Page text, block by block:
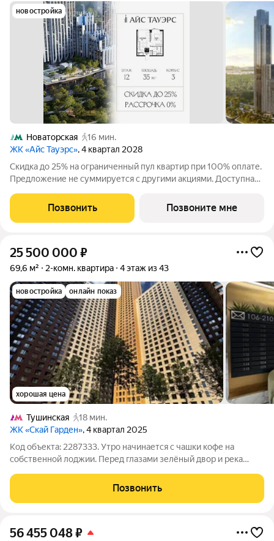
новостройка
Новаторская
16 мин.
ЖК «Айс Тауэрс», 4 квартал 2028
Скидка до 25% на ограниченный пул квартир при 100% оплате.
Предложение не суммируется с другими акциями. Доступна
комнатная квартира 35.0 м на 12 этаже в премиальном ЖК
«Айс Тауэрс» (ЗАО Москвы,
Позвонить Позвоните мне
25 500 000 ₽
69,6 м² 2-комн. квартира 4 этаж из 43
новостройка онлайн показ
хорошая цена
Тушинская
18 мин.
ЖК «Скай Гарден», 4 квартал 2025
Код объекта: 2287333. Утро начинается с чашки кофе на
собственной лоджии. Перед глазами зелёный двор и река
прогулочная набережная. ДОМ СДАН. КЛЮЧИ НА РУКАХ.
Квартира уже принята с независимым
Позвонить
56 455 048₽